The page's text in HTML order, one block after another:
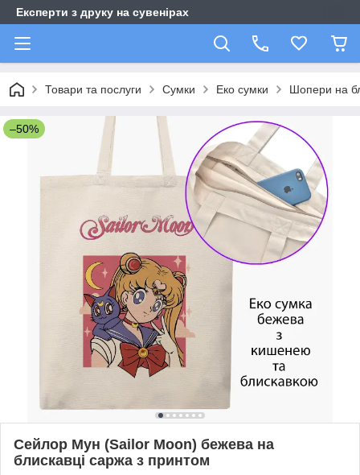
Експерти з друку на сувенірах
Товари та послуги Сумки Еко сумки Шопери на
–50%
Сейлор Мун (Sailor Moon) бежева на
блискавці саржа з принтом